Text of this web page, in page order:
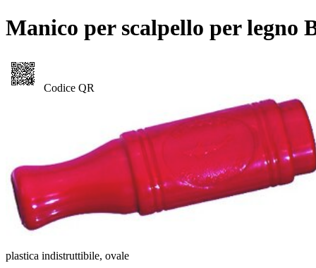
Manico per scalpello per legno
Codice QR
plastica indistruttibile, ovale